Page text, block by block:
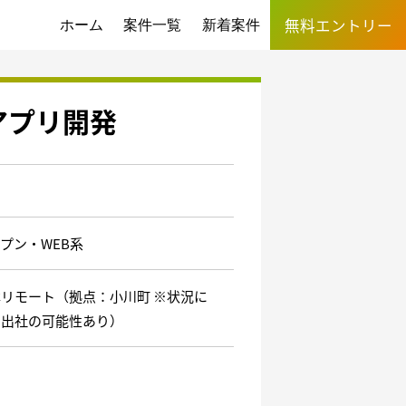
無料エントリー
ホーム 案件一覧 新着案件
リ開発
ン・WEB系
モート（拠点：小川町 ※状況に
社の可能性あり）